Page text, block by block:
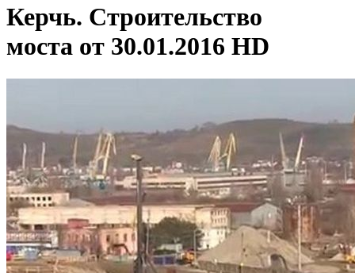
Керчь. Строительство
моста от 30.01.2016 HD